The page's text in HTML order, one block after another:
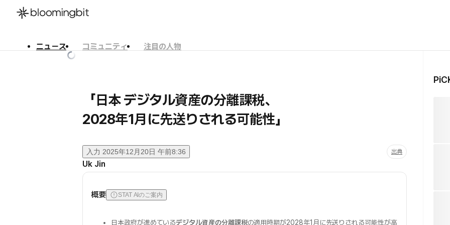
ニュース コミュニティ
注目の人物
「日本 デジタル資産の分離課税、
2028年1月に先送りされる可能性」
入力 2025年12月20日 午前8:36 出典
Uk Jin
概要 STAT AIのご案内
日本政府が進めているデジタル資産の分離課税の適用時期が2028年1月に先送りされる可能性が高